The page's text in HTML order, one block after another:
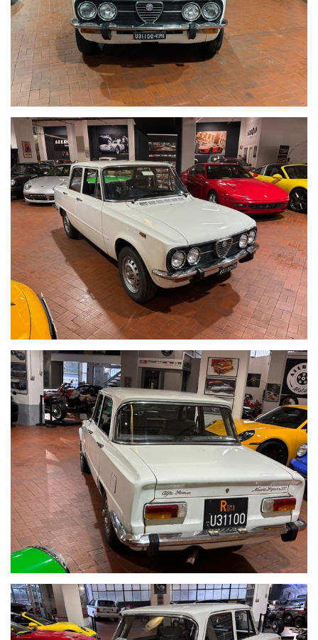
Visibile presso la nostra sede di via A.De Viti de Marco 48 Roma
Riceviamo su appuntamento
Per informazioni contatto diretto:
Federico Anversa cell./ Whatsapp 0039 3939487504
Tommaso Costantini cell. / Whatsapp 0039 3887401695
Telefono ufficio 0039 06.83779867 - 0039 06.39915336
PER MAGGIORI FOTO VISITA: www.Montenevegroup.it
We speak english-Wir sprechen deutsch
Seguici su Facebook diventa fan:
https://www.facebook.com/Montenevesupercar&vintage
https://www.facebook.com/Montenevegroup
_____VUOI VENDERE LA TUA AUTO_____
ACQUISTIAMO LA VOSTRA AUTO PAGAMENTO IMMEDIATO
TRAMITE BONIFICO BANCARIO IMMEDIATO DOPO VISIONE E
PROVA
_____CONTO VENDITA ED ASSISTENZA ALLA VENDITA_____
SE VOLETE VENDERE LA VOSTRA AUTO SENZA DOVERVI
OCCUPARE DI TRATTATIVE E PAGAMENTI POSSIAMO
OCCUPARCENE NOI, METTIAMO A DISPOSIZIONE LA NOSTRA
SERIETA' E COMPETENZA,CUSTODIAMO LA VOSTRA VETTURA
NEL NOSTRO SHOWROOM,VALUTIAMO LE OFFERTE
PERVENUTECI E VI INFORMIAMO IN TEMPO REALE CERCANDO
SEMPRE DI TENERE CONTO DELLE VOSTRE ESIGENZE